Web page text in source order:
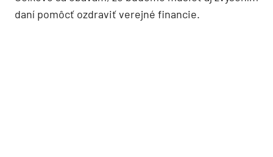
daní pomôcť ozdraviť verejné financie.